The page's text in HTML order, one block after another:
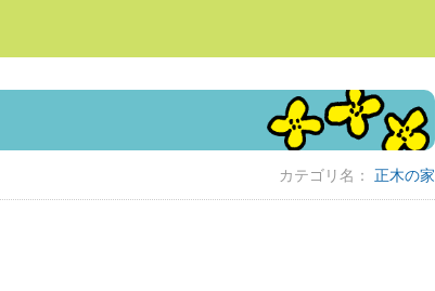
カテゴリ名： 正木の家